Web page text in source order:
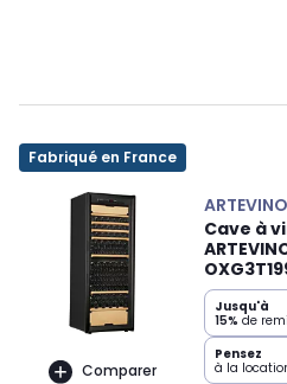
Fabriqué en France
Comparer
ARTEVINO
Cave à
Jusqu'à
15% de
Pensez
à la